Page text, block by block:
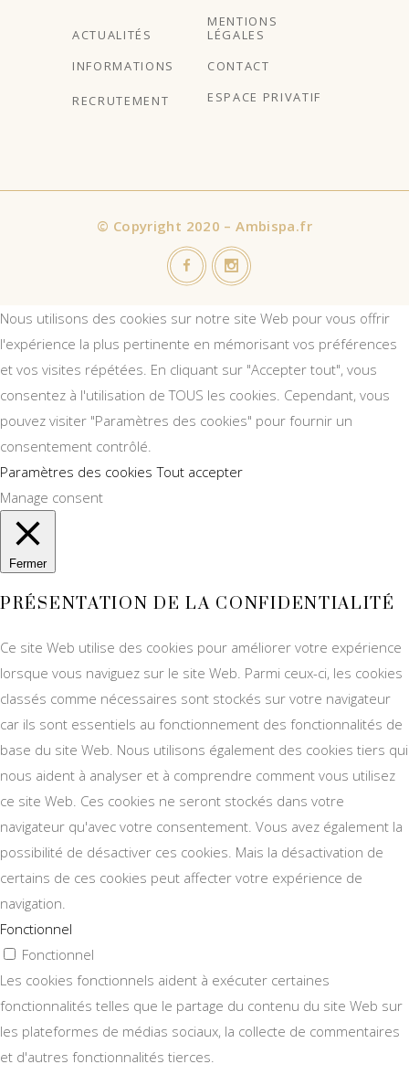
ACTUALITÉS
MENTIONS
LÉGALES
INFORMATIONS
CONTACT
RECRUTEMENT ESPACE PRIVATIF
© Copyright 2020 – Ambispa.fr
Nous utilisons des cookies sur notre site Web pour vous offrir
l'expérience la plus pertinente en mémorisant vos préférences
et vos visites répétées. En cliquant sur "Accepter tout", vous
consentez à l'utilisation de TOUS les cookies. Cependant, vous
pouvez visiter "Paramètres des cookies" pour fournir un
consentement contrôlé.
Paramètres des cookies Tout accepter
Manage consent
Fermer
PRÉSENTATION DE LA CONFIDENTIALITÉ
Ce site Web utilise des cookies pour améliorer votre expérience
lorsque vous naviguez sur le site Web. Parmi ceux-ci, les cookies
classés comme nécessaires sont stockés sur votre navigateur
car ils sont essentiels au fonctionnement des fonctionnalités de
base du site Web. Nous utilisons également des cookies tiers qui
nous aident à analyser et à comprendre comment vous utilisez
ce site Web. Ces cookies ne seront stockés dans votre
navigateur qu'avec votre consentement. Vous avez également la
possibilité de désactiver ces cookies. Mais la désactivation de
certains de ces cookies peut affecter votre expérience de
navigation.
Fonctionnel
Fonctionnel
Les cookies fonctionnels aident à exécuter certaines
fonctionnalités telles que le partage du contenu du site Web sur
les plateformes de médias sociaux, la collecte de commentaires
et d'autres fonctionnalités tierces.